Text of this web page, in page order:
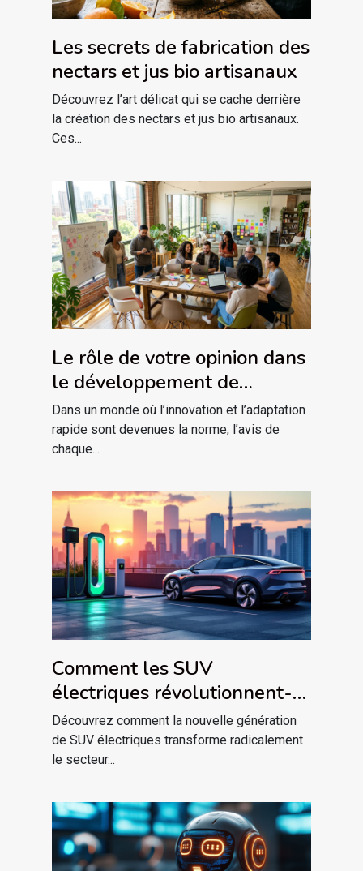
Les secrets de fabrication des
nectars et jus bio artisanaux
Découvrez l’art délicat qui se cache derrière
la création des nectars et jus bio artisanaux.
Ces...
Le rôle de votre opinion dans
le développement de
nouveaux produits
Dans un monde où l’innovation et l’adaptation
rapide sont devenues la norme, l’avis de
chaque...
Comment les SUV
électriques révolutionnent-
ils le confort et l'autonomie ?
Découvrez comment la nouvelle génération
de SUV électriques transforme radicalement
le secteur...